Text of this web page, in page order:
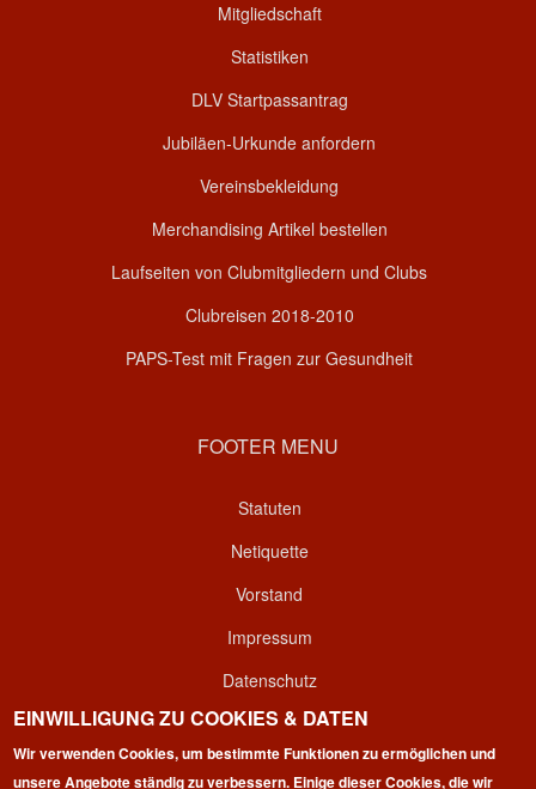
Mitgliedschaft
Statistiken
DLV Startpassantrag
Jubiläen-Urkunde anfordern
Vereinsbekleidung
Merchandising Artikel bestellen
Laufseiten von Clubmitgliedern und Clubs
Clubreisen 2018-2010
PAPS-Test mit Fragen zur Gesundheit
FOOTER MENU
Statuten
Netiquette
Vorstand
Impressum
Datenschutz
Kontakt
Login
EINWILLIGUNG ZU COOKIES & DATEN
Wir verwenden Cookies, um bestimmte Funktionen zu ermöglichen und
unsere Angebote ständig zu verbessern. Einige dieser Cookies, die wir